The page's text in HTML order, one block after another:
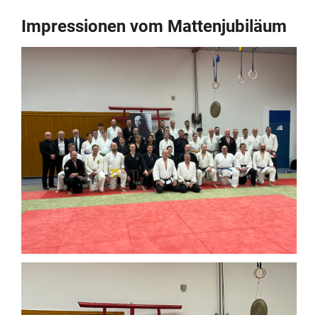
Impressionen vom Mattenjubiläum